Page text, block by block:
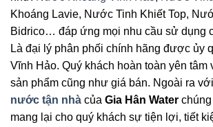
Khoáng Lavie, Nước Tinh Khiết Top,
Bidrico… đáp ứng mọi nhu cầu sử dụng
Là đại lý phân phối chính hãng được ủy
Vĩnh Hảo. Quý khách hoàn toàn yên tâm
sản phẩm cũng như giá bán. Ngoài ra
nước tận nhà của Gia Hân Water
mang lại cho quý khách sự tiện lợi, tiết